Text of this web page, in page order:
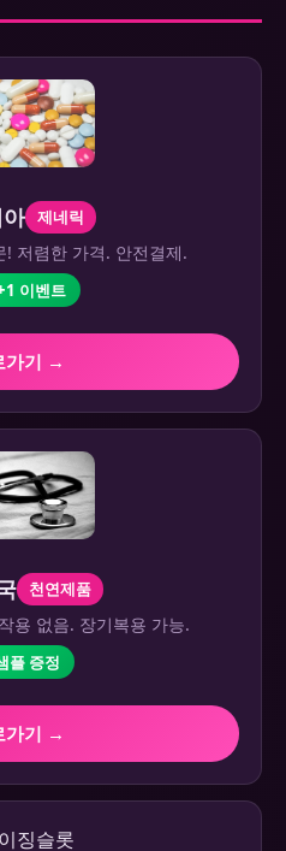
제네릭
! 저렴한 가격. 안전결제.
이벤트
가기 →
천연제품
용 없음. 장기복용 가능.
플 증정
가기 →